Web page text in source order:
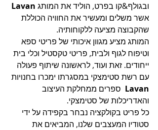
ובגולף&קו בפרט, הוליד את המותג Lavan
אשר משלים ומעשיר את החוויה הכוללת
שהקבוצה מציעה ללקוחותיה.
המותג מציע מגוון איכותי של פריטי ספא
וטיפוח לגוף ולבית, פריטי טקסטיל וכלי בית
ייחודים. זאת ועוד, לראשונה שיתוף פעולה
עם רשת סטימצקי במסגרתו ימכרו בחנויות
Lavan
  ספרים ממחלקת העיצוב
והאדריכלות של סטימצקי.
כל פריט בקולקציה נבחר בקפידה על ידי
סטודיו המעצבים שלנו, המביאים את